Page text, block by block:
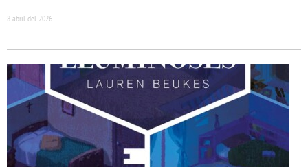
8 abril del 2026